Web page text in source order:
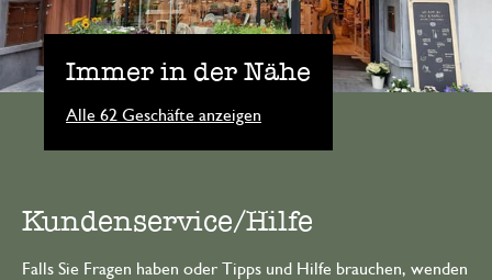
Immer in der Nähe
Alle 62 Geschäfte anzeigen
Kundenservice/Hilfe
Falls Sie Fragen haben oder Tipps und Hilfe brauchen, wenden